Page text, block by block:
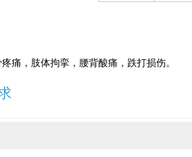
痛，肢体拘挛，腰背酸痛，跌打损伤。